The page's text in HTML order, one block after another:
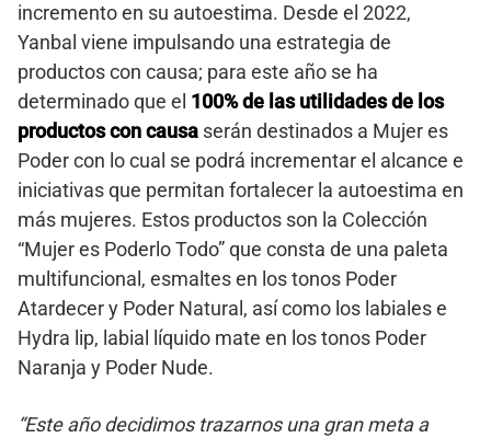
incremento en su autoestima. Desde el 2022,
Yanbal viene impulsando una estrategia de
productos con causa; para este año se ha
determinado que el 100% de las utilidades de los
productos con causa serán destinados a Mujer es
Poder con lo cual se podrá incrementar el alcance e
iniciativas que permitan fortalecer la autoestima en
más mujeres. Estos productos son la Colección
“Mujer es Poderlo Todo” que consta de una paleta
multifuncional, esmaltes en los tonos Poder
Atardecer y Poder Natural, así como los labiales e
Hydra lip, labial líquido mate en los tonos Poder
Naranja y Poder Nude.
“Este año decidimos trazarnos una gran meta a